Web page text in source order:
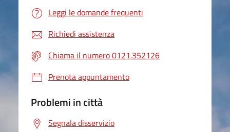
Leggi le domande frequenti
Richiedi assistenza
Chiama il numero 0121.352126
Prenota appuntamento
Problemi in città
Segnala disservizio